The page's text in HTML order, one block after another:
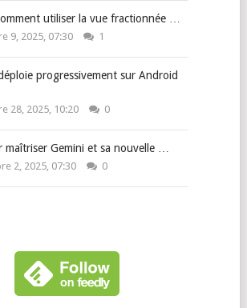
utiliser la vue fractionnée …
9, 2025, 07:30 1
progressivement sur Android
28, 2025, 10:20 0
maîtriser Gemini et sa nouvelle …
2, 2025, 07:30 0